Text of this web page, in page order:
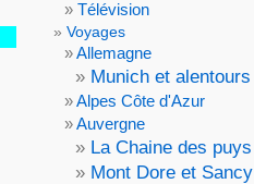
Télévision
Voyages
Allemagne
Munich et alentours
Alpes Côte d'Azur
Auvergne
La Chaine des puys
Mont Dore et Sancy